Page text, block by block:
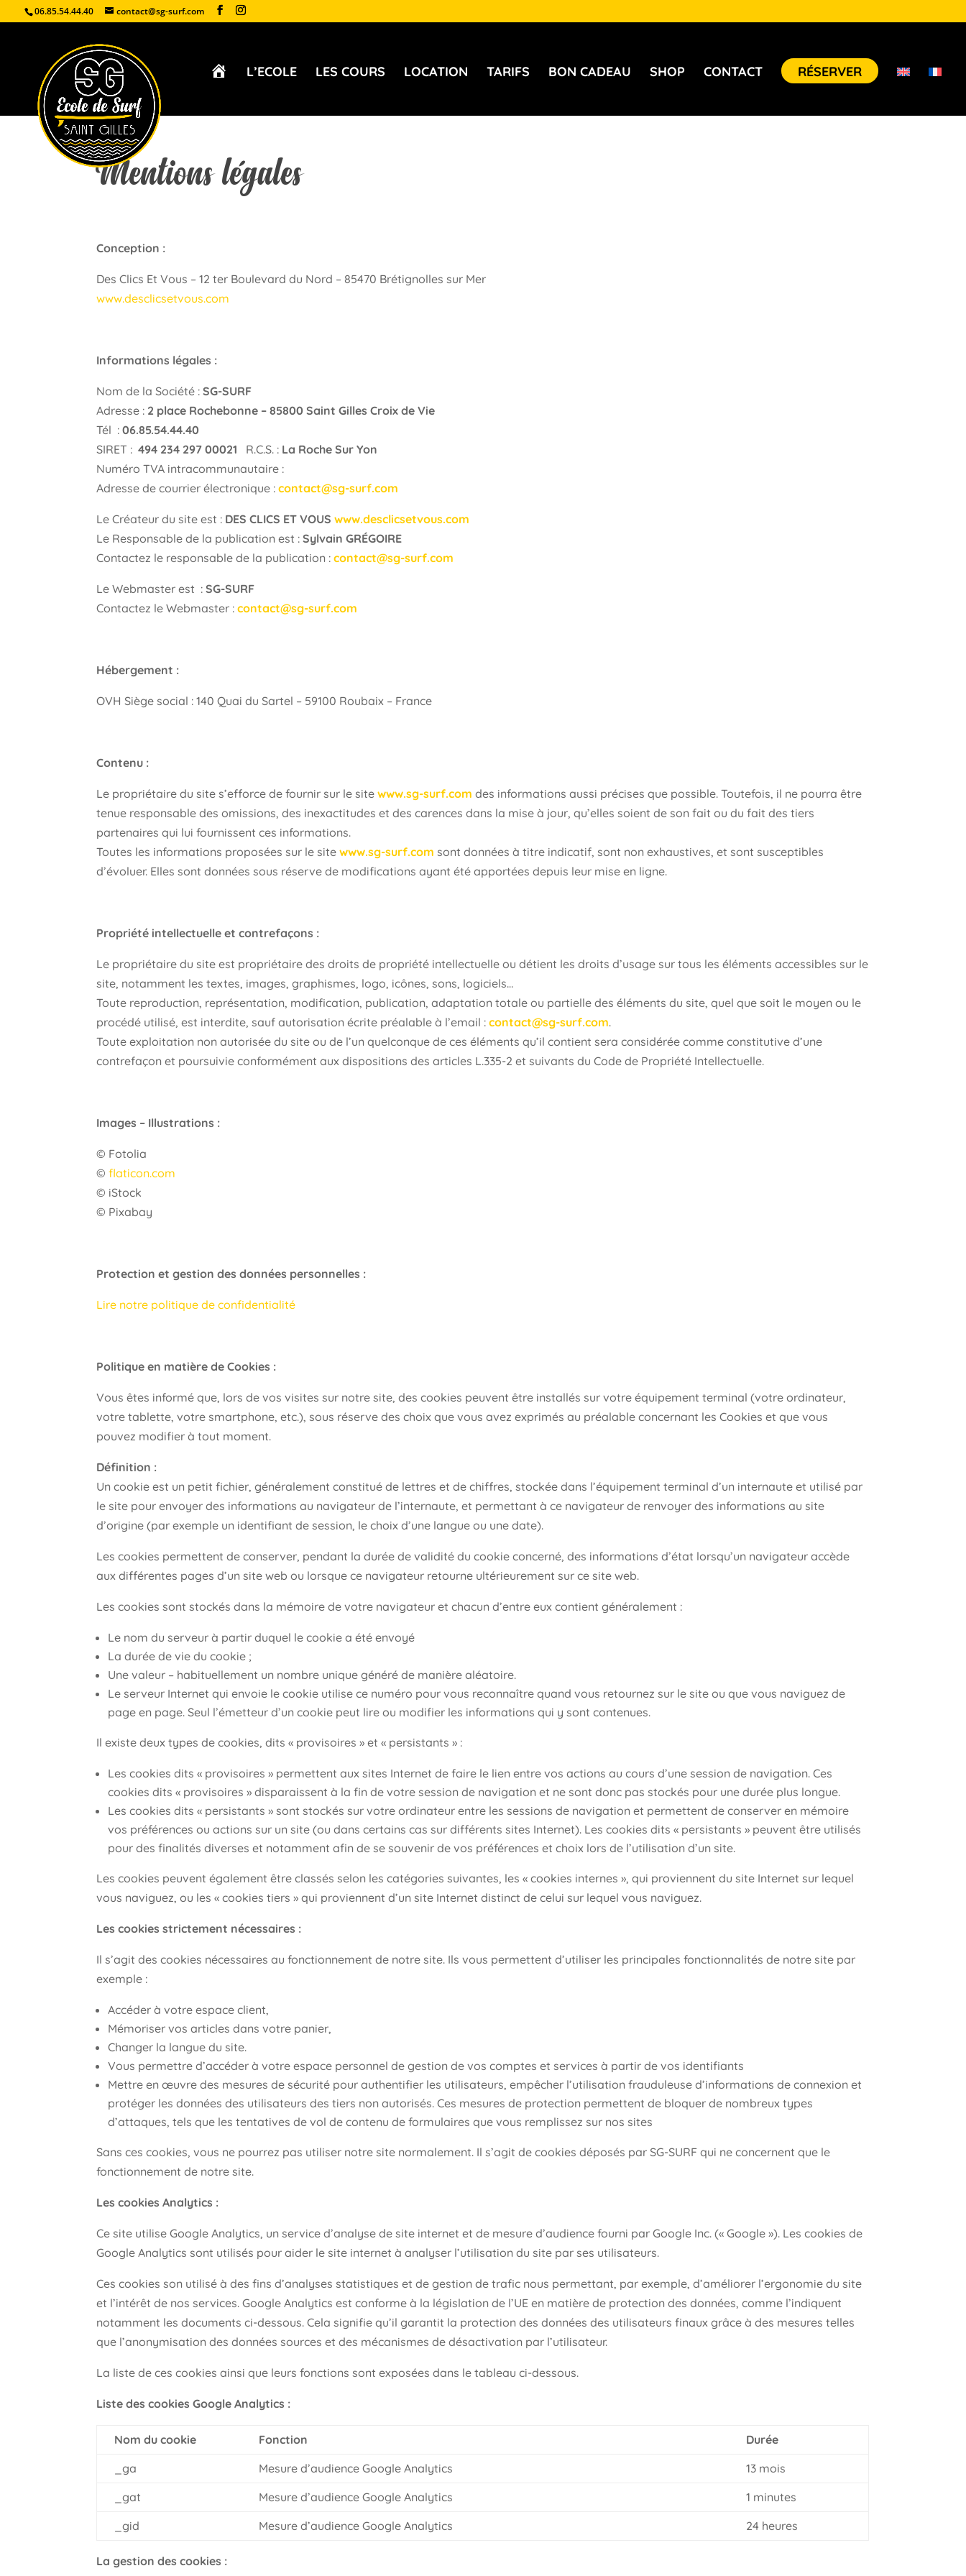
06.85.54.44.40 contact@sg-surf.com
I
L’ECOLE LES COURS LOCATION TARIFS BON CADEAU SHOP CONTACT RÉSERVER
Mentions légales
Conception :
Des Clics Et Vous – 12 ter Boulevard du Nord – 85470 Brétignolles sur Mer
www.desclicsetvous.com
Informations légales :
Nom de la Société : SG-SURF
Adresse : 2 place Rochebonne – 85800 Saint Gilles Croix de Vie
Tél :06.85.54.44.40
SIRET :494 234 297 00021 R.C.S. : La Roche Sur Yon
Numéro TVA intracommunautaire :
Adresse de courrier électronique :contact@sg-surf.com
Le Créateur du site est : DES CLICS ET VOUS www.desclicsetvous.com
Le Responsable de la publication est :Sylvain GRÉGOIRE
Contactez le responsable de la publication :contact@sg-surf.com
Le Webmaster est :SG-SURF
Contactez le Webmaster :contact@sg-surf.com
Hébergement :
OVH Siège social : 140 Quai du Sartel – 59100 Roubaix – France
Contenu :
Le propriétaire du site s’efforce de fournir sur le sitewww.sg-surf.com des informations aussi précises que possible. Toutefois, il ne pourra être
tenue responsable des omissions, des inexactitudes et des carences dans la mise à jour, qu’elles soient de son fait ou du fait des tiers
partenaires qui lui fournissent ces informations.
Toutes les informations proposées sur le sitewww.sg-surf.com sont données à titre indicatif, sont non exhaustives, et sont susceptibles
d’évoluer. Elles sont données sous réserve de modifications ayant été apportées depuis leur mise en ligne.
Propriété intellectuelle et contrefaçons :
Le propriétaire du site est propriétaire des droits de propriété intellectuelle ou détient les droits d’usage sur tous les éléments accessibles sur le
site, notamment les textes, images, graphismes, logo, icônes, sons, logiciels…
Toute reproduction, représentation, modification, publication, adaptation totale ou partielle des éléments du site, quel que soit le moyen ou le
procédé utilisé, est interdite, sauf autorisation écrite préalable à l’email :contact@sg-surf.com.
Toute exploitation non autorisée du site ou de l’un quelconque de ces éléments qu’il contient sera considérée comme constitutive d’une
contrefaçon et poursuivie conformément aux dispositions des articles L.335-2 et suivants du Code de Propriété Intellectuelle.
Images – Illustrations :
© Fotolia
©flaticon.com
© iStock
© Pixabay
Protection et gestion des données personnelles :
Lire notre politique de confidentialité
Politique en matière de Cookies :
Vous êtes informé que, lors de vos visites sur notre site, des cookies peuvent être installés sur votre équipement terminal (votre ordinateur,
votre tablette, votre smartphone, etc.), sous réserve des choix que vous avez exprimés au préalable concernant les Cookies et que vous
pouvez modifier à tout moment.
Définition :
Un cookie est un petit fichier, généralement constitué de lettres et de chiffres, stockée dans l’équipement terminal d’un internaute et utilisé par
le site pour envoyer des informations au navigateur de l’internaute, et permettant à ce navigateur de renvoyer des informations au site
d’origine (par exemple un identifiant de session, le choix d’une langue ou une date).
Les cookies permettent de conserver, pendant la durée de validité du cookie concerné, des informations d’état lorsqu’un navigateur accède
aux différentes pages d’un site web ou lorsque ce navigateur retourne ultérieurement sur ce site web.
Les cookies sont stockés dans la mémoire de votre navigateur et chacun d’entre eux contient généralement :
Le nom du serveur à partir duquel le cookie a été envoyé
La durée de vie du cookie ;
Une valeur – habituellement un nombre unique généré de manière aléatoire.
Le serveur Internet qui envoie le cookie utilise ce numéro pour vous reconnaître quand vous retournez sur le site ou que vous naviguez de
page en page. Seul l’émetteur d’un cookie peut lire ou modifier les informations qui y sont contenues.
Il existe deux types de cookies, dits « provisoires » et « persistants » :
Les cookies dits « provisoires » permettent aux sites Internet de faire le lien entre vos actions au cours d’une session de navigation. Ces
cookies dits « provisoires » disparaissent à la fin de votre session de navigation et ne sont donc pas stockés pour une durée plus longue.
Les cookies dits « persistants » sont stockés sur votre ordinateur entre les sessions de navigation et permettent de conserver en mémoire
vos préférences ou actions sur un site (ou dans certains cas sur différents sites Internet). Les cookies dits « persistants » peuvent être utilisés
pour des finalités diverses et notamment afin de se souvenir de vos préférences et choix lors de l’utilisation d’un site.
Les cookies peuvent également être classés selon les catégories suivantes, les « cookies internes », qui proviennent du site Internet sur lequel
vous naviguez, ou les « cookies tiers » qui proviennent d’un site Internet distinct de celui sur lequel vous naviguez.
Les cookies strictement nécessaires :
Il s’agit des cookies nécessaires au fonctionnement de notre site. Ils vous permettent d’utiliser les principales fonctionnalités de notre site par
exemple :
Accéder à votre espace client,
Mémoriser vos articles dans votre panier,
Changer la langue du site.
Vous permettre d’accéder à votre espace personnel de gestion de vos comptes et services à partir de vos identifiants
Mettre en œuvre des mesures de sécurité pour authentifier les utilisateurs, empêcher l’utilisation frauduleuse d’informations de connexion et
protéger les données des utilisateurs des tiers non autorisés. Ces mesures de protection permettent de bloquer de nombreux types
d’attaques, tels que les tentatives de vol de contenu de formulaires que vous remplissez sur nos sites
Sans ces cookies, vous ne pourrez pas utiliser notre site normalement. Il s’agit de cookies déposés par SG-SURF qui ne concernent que le
fonctionnement de notre site.
Les cookies Analytics :
Ce site utilise Google Analytics, un service d’analyse de site internet et de mesure d’audience fourni par Google Inc. (« Google »). Les cookies de
Google Analytics sont utilisés pour aider le site internet à analyser l’utilisation du site par ses utilisateurs.
Ces cookies son utilisé à des fins d’analyses statistiques et de gestion de trafic nous permettant, par exemple, d’améliorer l’ergonomie du site
et l’intérêt de nos services. Google Analytics est conforme à la législation de l’UE en matière de protection des données, comme l’indiquent
notamment les documents ci-dessous. Cela signifie qu’il garantit la protection des données des utilisateurs finaux grâce à des mesures telles
que l’anonymisation des données sources et des mécanismes de désactivation par l’utilisateur.
La liste de ces cookies ainsi que leurs fonctions sont exposées dans le tableau ci-dessous.
Liste des cookies Google Analytics :
Nom du cookie Fonction
Durée
_ga
Mesure d’audience Google Analytics
13 mois
_gat
Mesure d’audience Google Analytics
1 minutes
_gid
Mesure d’audience Google Analytics 24 heures
La gestion des cookies :